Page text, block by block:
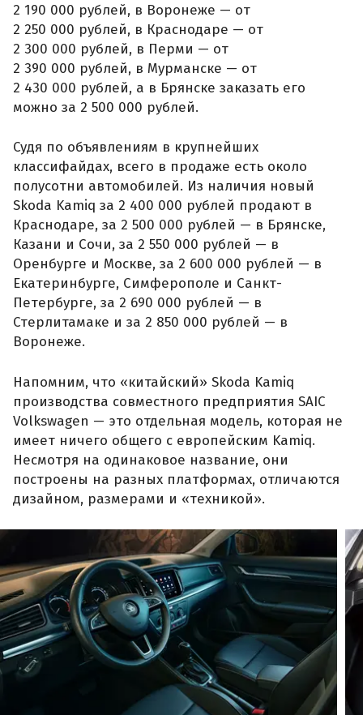
2 190 000 рублей, в Воронеже — от
2 250 000 рублей, в Краснодаре — от
2 300 000 рублей, в Перми — от
2 390 000 рублей, в Мурманске — от
2 430 000 рублей, а в Брянске заказать его
можно за 2 500 000 рублей.
Судя по объявлениям в крупнейших
классифайдах, всего в продаже есть около
полусотни автомобилей. Из наличия новый
Skoda Kamiq за 2 400 000 рублей продают в
Краснодаре, за 2 500 000 рублей — в Брянске,
Казани и Сочи, за 2 550 000 рублей — в
Оренбурге и Москве, за 2 600 000 рублей — в
Екатеринбурге, Симферополе и Санкт-
Петербурге, за 2 690 000 рублей — в
Стерлитамаке и за 2 850 000 рублей — в
Воронеже.
Напомним, что «китайский» Skoda Kamiq
производства совместного предприятия SAIC
Volkswagen — это отдельная модель, которая не
имеет ничего общего с европейским Kamiq.
Несмотря на одинаковое название, они
построены на разных платформах, отличаются
дизайном, размерами и «техникой».